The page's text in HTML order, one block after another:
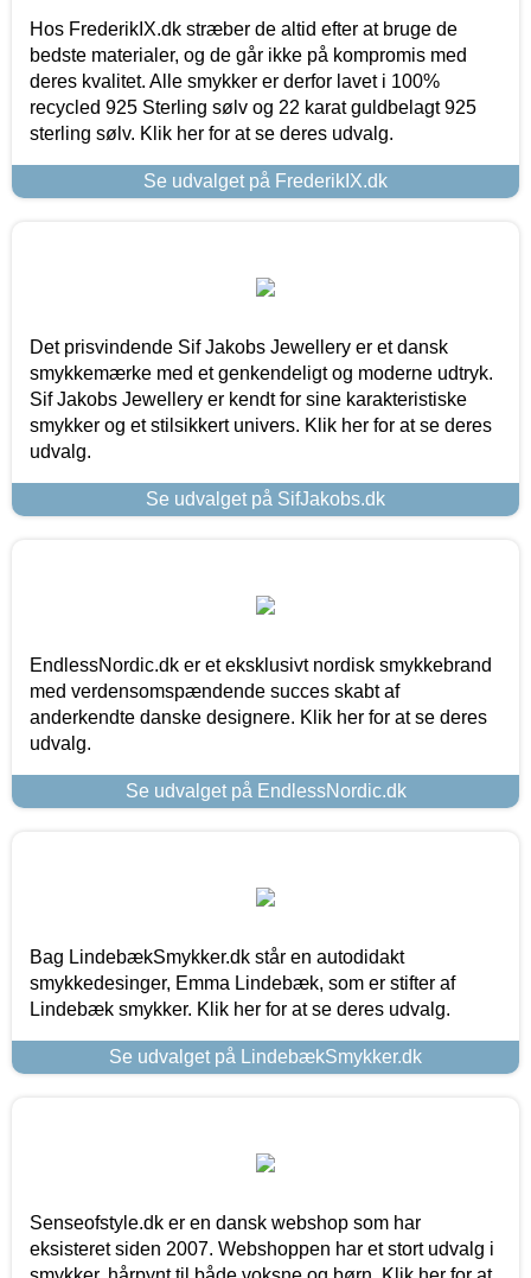
Hos FrederikIX.dk stræber de altid efter at bruge de
bedste materialer, og de går ikke på kompromis med
deres kvalitet. Alle smykker er derfor lavet i 100%
recycled 925 Sterling sølv og 22 karat guldbelagt 925
sterling sølv. Klik her for at se deres udvalg.
Se udvalget på FrederikIX.dk
Det prisvindende Sif Jakobs Jewellery er et dansk
smykkemærke med et genkendeligt og moderne udtryk.
Sif Jakobs Jewellery er kendt for sine karakteristiske
smykker og et stilsikkert univers. Klik her for at se deres
udvalg.
Se udvalget på SifJakobs.dk
EndlessNordic.dk er et eksklusivt nordisk smykkebrand
med verdensomspændende succes skabt af
anderkendte danske designere. Klik her for at se deres
udvalg.
Se udvalget på EndlessNordic.dk
Bag LindebækSmykker.dk står en autodidakt
smykkedesinger, Emma Lindebæk, som er stifter af
Lindebæk smykker. Klik her for at se deres udvalg.
Se udvalget på LindebækSmykker.dk
Senseofstyle.dk er en dansk webshop som har
eksisteret siden 2007. Webshoppen har et stort udvalg i